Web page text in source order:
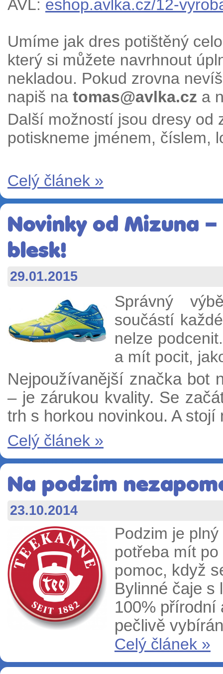
AVL: eshop.avlka.cz/12-
Umíme jak dres potištěný
který si můžete navrhnout
nekladou. Pokud zrovna
napiš na tomas@avlka.cz a
Další možností jsou dresy od
potiskneme jménem, číslem,
Celý článek »
Novinky od Mizuna
blesk!
29.01.2015
Správný
součástí
nelze
a mít pocit,
Nejpoužívanější značka bot
– je zárukou kvality. Se
trh s horkou novinkou. A
Celý článek »
Na podzim
23.10.2014
Podzim je
potřeba mít
pomoc, když
Bylinné čaje s
100% přírodní
pečlivě
Celý článek »